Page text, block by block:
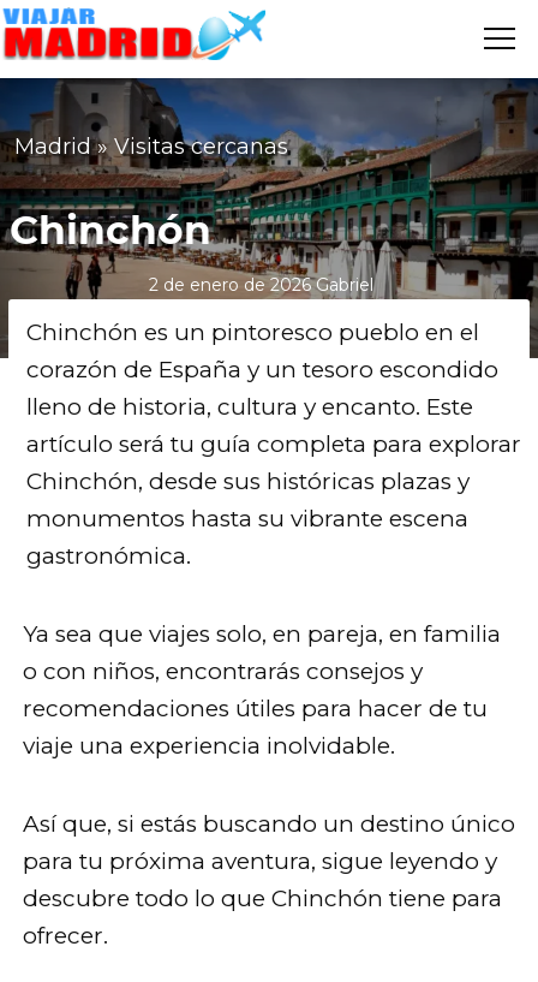
MADRID
Madrid » Visitas cercanas
Chinchón
2 de enero de 2026 Gabriel
Chinchón es un pintoresco pueblo en el
corazón de España y un tesoro escondido
lleno de historia, cultura y encanto. Este
artículo será tu guía completa para explorar
Chinchón, desde sus históricas plazas y
monumentos hasta su vibrante escena
gastronómica.
Ya sea que viajes solo, en pareja, en familia
o con niños, encontrarás consejos y
recomendaciones útiles para hacer de tu
viaje una experiencia inolvidable.
Así que, si estás buscando un destino único
para tu próxima aventura, sigue leyendo y
descubre todo lo que Chinchón tiene para
ofrecer.